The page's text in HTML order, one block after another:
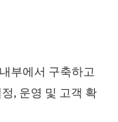
부에서 구축하고
, 운영 및 고객 확